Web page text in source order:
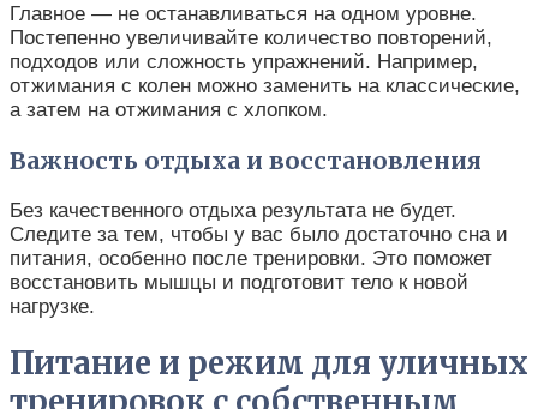
Главное — не останавливаться на одном уровне.
Постепенно увеличивайте количество повторений,
подходов или сложность упражнений. Например,
отжимания с колен можно заменить на классические,
а затем на отжимания с хлопком.
Важность отдыха и восстановления
Без качественного отдыха результата не будет.
Следите за тем, чтобы у вас было достаточно сна и
питания, особенно после тренировки. Это поможет
восстановить мышцы и подготовит тело к новой
нагрузке.
Питание и режим для уличных